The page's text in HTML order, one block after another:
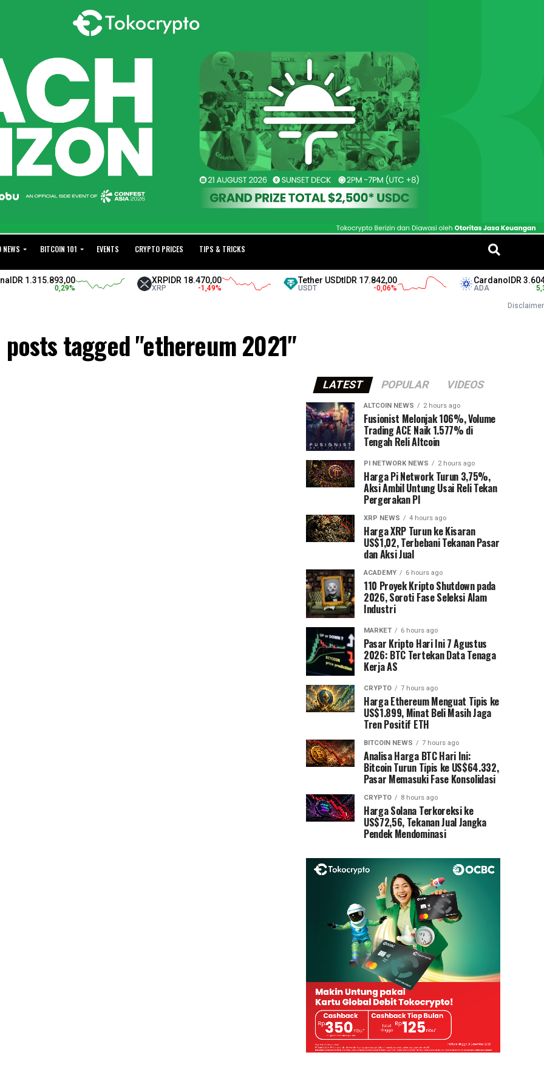
NEWS BITCOIN 101 EVENTS CRYPTO PRICES TIPS & TRICKS
1.315.893,00
0,29%
XRPIDR 18.470,00
XRP -1,49%
Tether USDtIDR 17.842,00
USDT -0,06%
CardanoIDR 3.604,00
ADA 5,38%
Disclaimer
tagged "ethereum 2021"
LATEST POPULAR VIDEOS
ALTCOIN NEWS 2 hours ago
Fusionist Melonjak 106%, Volume
Trading ACE Naik 1.577% di
Tengah Reli Altcoin
PI NETWORK NEWS 2 hours ago
Harga Pi Network Turun 3,75%,
Aksi Ambil Untung Usai Reli Tekan
Pergerakan PI
XRP NEWS 4 hours ago
Harga XRP Turun ke Kisaran
US$1,02, Terbebani Tekanan Pasar
dan Aksi Jual
ACADEMY 6 hours ago
110 Proyek Kripto Shutdown pada
2026, Soroti Fase Seleksi Alam
Industri
MARKET 6 hours ago
Pasar Kripto Hari Ini 7 Agustus
2026: BTC Tertekan Data Tenaga
Kerja AS
CRYPTO 7 hours ago
Harga Ethereum Menguat Tipis ke
US$1.899, Minat Beli Masih Jaga
Tren Positif ETH
BITCOIN NEWS 7 hours ago
Analisa Harga BTC Hari Ini:
Bitcoin Turun Tipis ke US$64.332,
Pasar Memasuki Fase Konsolidasi
CRYPTO 8 hours ago
Harga Solana Terkoreksi ke
US$72,56, Tekanan Jual Jangka
Pendek Mendominasi